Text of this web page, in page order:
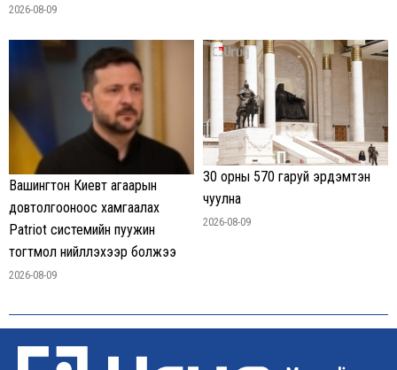
2026-08-09
Вашингтон Киевт агаарын
довтолгооноос хамгаалах
Patriot системийн пуужин
тогтмол нийлүүлэхээр болжээ
2026-08-09
30 орны 570 гаруй эрдэмтэн
чуулна
2026-08-09